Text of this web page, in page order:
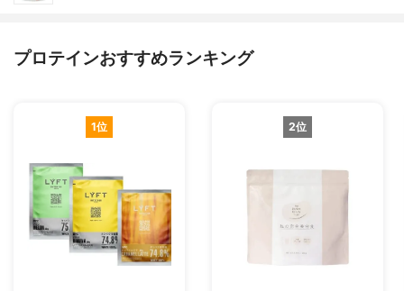
プロテインおすすめランキング
1位 2位